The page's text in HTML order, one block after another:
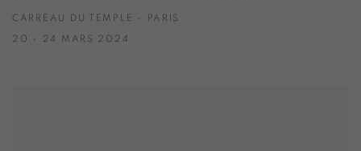
CARREAU DU TEMPLE - PARIS
20 - 24 MARS 2024